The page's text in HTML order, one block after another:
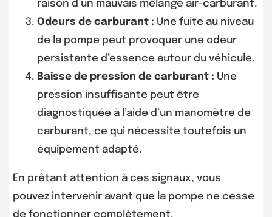
raison d’un mauvais mélange air-carburant.
Odeurs de carburant : Une fuite au niveau
de la pompe peut provoquer une odeur
persistante d’essence autour du véhicule.
Baisse de pression de carburant : Une
pression insuffisante peut être
diagnostiquée à l’aide d’un manomètre de
carburant, ce qui nécessite toutefois un
équipement adapté.
En prêtant attention à ces signaux, vous
pouvez intervenir avant que la pompe ne cesse
de fonctionner complètement.